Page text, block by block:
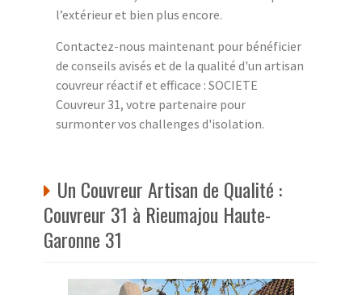
l’extérieur et bien plus encore.
Contactez-nous maintenant pour bénéficier
de conseils avisés et de la qualité d'un artisan
couvreur réactif et efficace : SOCIETE
Couvreur 31, votre partenaire pour
surmonter vos challenges d'isolation.
Un Couvreur Artisan de Qualité :
Couvreur 31 à Rieumajou Haute-
Garonne 31